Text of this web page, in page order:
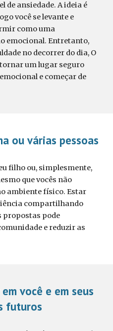
de ansiedade. A ideia é
você se levante e
como uma
emocional. Entretanto,
no decorrer do dia, O
um lugar seguro
e começar de
ou várias pessoas
filho ou, simplesmente,
que vocês não
ambiente físico. Estar
compartilhando
propostas pode
e reduzir as
você e em seus
futuros